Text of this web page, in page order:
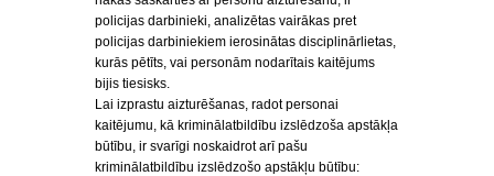
policijas darbinieki, analizētas vairākas pret
policijas darbiniekiem ierosinātas disciplinārlietas,
kurās pētīts, vai personām nodarītais kaitējums
bijis tiesisks.
Lai izprastu aizturēšanas, radot personai
kaitējumu, kā kriminālatbildību izslēdzoša apstākļa
būtību, ir svarīgi noskaidrot arī pašu
kriminālatbildību izslēdzošo apstākļu būtību: